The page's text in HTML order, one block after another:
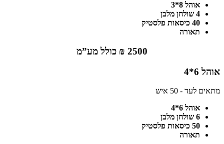
אוהל 8*3
4 שולחן מלבן
40 כיסאות פלסטיק
תאורה
2500 ₪ כולל מע”מ
אוהל 6*4
מתאים לעד - 50 איש
אוהל 6*4
6 שולחן מלבן
50 כיסאות פלסטיק
תאורה